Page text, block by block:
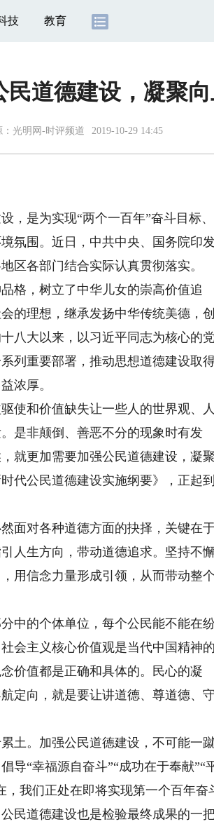
技 教育
民道德建设，凝聚
光明网-时评频道 2019-10-29 14:45
是为实现“两个一百年”奋斗目标、
氛围。近日，中共中央、国务院印
区各部门结合实际认真贯彻落实。
，树立了中华儿女的崇高价值追
的理想，继承发扬中华传统美德，创
八大以来，以习近平同志为核心的党
列重要部署，推动思想道德建设取
浓厚。
和价值缺失让一些人的世界观、人
是非颠倒、善恶不分的现象时有发
就更加需要加强公民道德建设，凝聚
代公民道德建设实施纲要》，正起到
对各种道德方面的抉择，关键在
人生方向，带动道德追求。坚持不
用信念力量形成引领，从而带动整个
的个体单位，每个公民能不能在纷
会主义核心价值观是当代中国精神的
价值都是正确和具体的。民心的凝
定向，就是要让讲道德、尊道德、守
。加强公民道德建设，不可能一
导“幸福源自奋斗”“成功在于奉献”“
，我们正处在即将实现第一个百年奋
民道德建设也是检验最终成果的一